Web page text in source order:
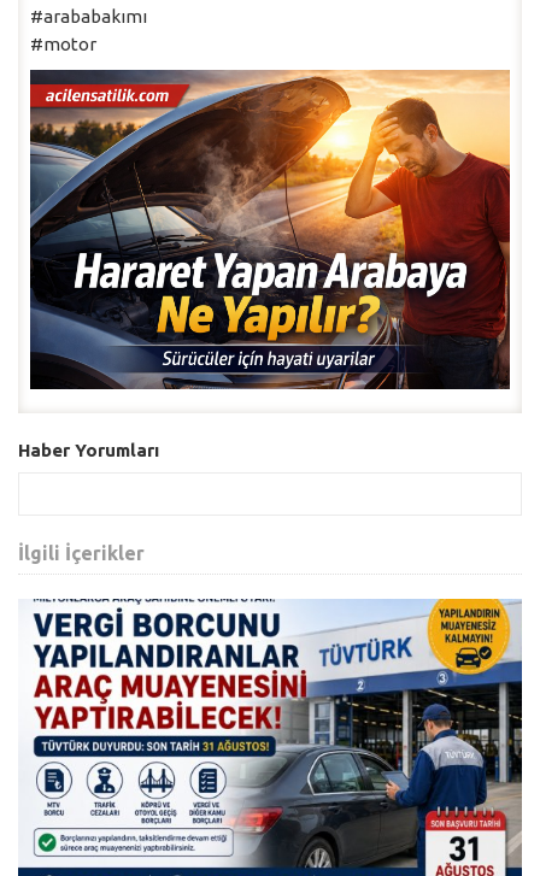
#arababakımı
#motor
Haber Yorumları
İlgili İçerikler